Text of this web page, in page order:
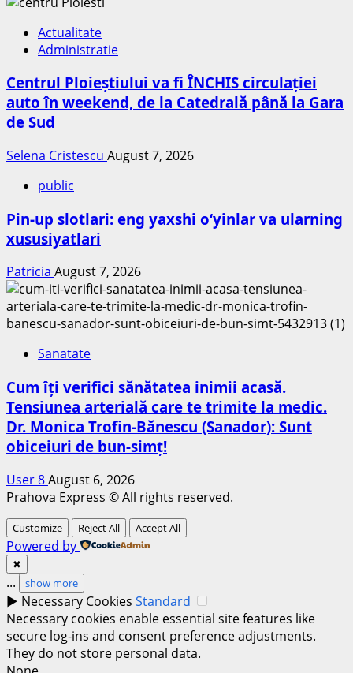
Actualitate
Administratie
Centrul Ploieștiului va fi ÎNCHIS circulației
auto în weekend, de la Catedrală până la Gara
de Sud
Selena Cristescu August 7, 2026
public
Pin-up slotlari: eng yaxshi o‘yinlar va ularning
xususiyatlari
Patricia August 7, 2026
Sanatate
Cum îți verifici sănătatea inimii acasă.
Tensiunea arterială care te trimite la medic.
Dr. Monica Trofin-Bănescu (Sanador): Sunt
obiceiuri de bun-simț!
User 8August 6, 2026
Prahova Express © All rights reserved.
Customize Reject All Accept All
Powered by
✖
... show more
► Necessary Cookies Standard
Necessary cookies enable essential site features like
secure log-ins and consent preference adjustments.
They do not store personal data.